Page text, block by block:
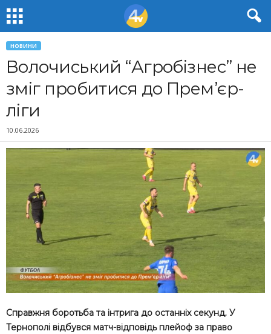
НОВИНИ
Волочиський “Агробізнес” не
зміг пробитися до Прем’єр-
ліги
10.06.2026
Справжня боротьба та інтрига до останніх секунд. У
Тернополі відбувся матч-відповідь плейоф за право